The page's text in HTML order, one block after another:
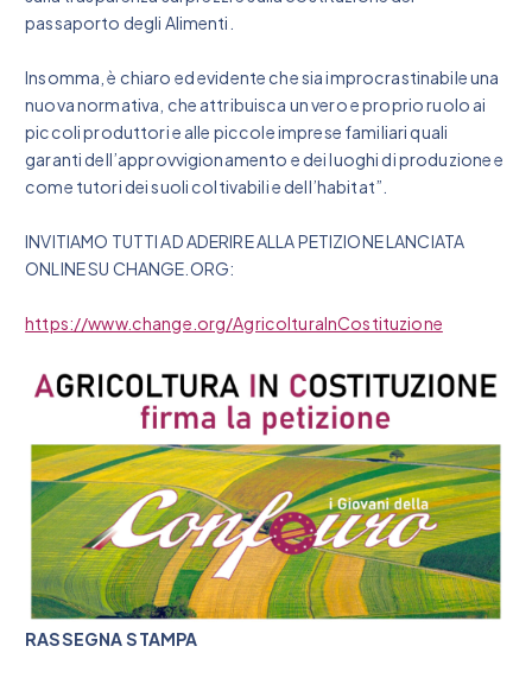
passaporto degli Alimenti.
Insomma, è chiaro ed evidente che sia improcrastinabile una
nuova normativa, che attribuisca un vero e proprio ruolo ai
piccoli produttori e alle piccole imprese familiari quali
garanti dell’approvvigionamento e dei luoghi di produzione e
come tutori dei suoli coltivabili e dell’habitat”.
INVITIAMO TUTTI AD ADERIRE ALLA PETIZIONE LANCIATA
ONLINE SU CHANGE.ORG:
https://www.change.org/AgricolturaInCostituzione
RASSEGNA STAMPA